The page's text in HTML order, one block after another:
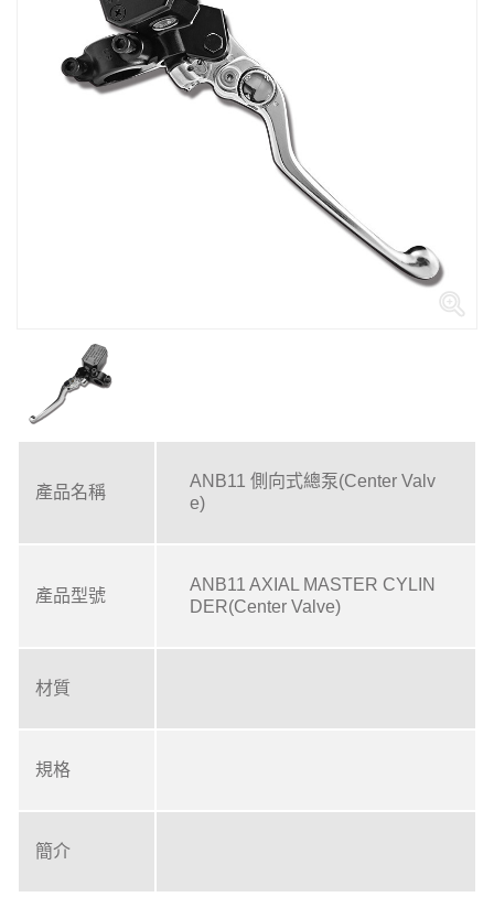
產品名稱
ANB11 側向式總泵(Center Valv
e)
產品型號
ANB11 AXIAL MASTER CYLIN
DER(Center Valve)
材質
規格
簡介